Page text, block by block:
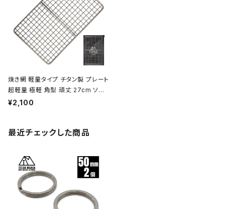
焼き網 軽量タイプ チタン製 プレート
超軽量 極軽 角型 頑丈 27cm ソロ
キャンプ BBQ バーベキュー アウト
¥2,100
最近チェックした商品